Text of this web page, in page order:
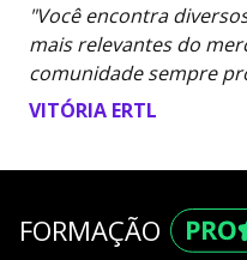
"Você encontra
mais relevantes do
comunidade sempre
VITÓRIA ERTL
FORMAÇÃO